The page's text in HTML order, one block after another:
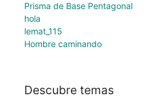
Prisma de Base Pentagonal
hola
lemat_115
Hombre caminando
Descubre temas